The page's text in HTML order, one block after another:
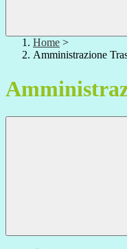
Home >
Amministrazione